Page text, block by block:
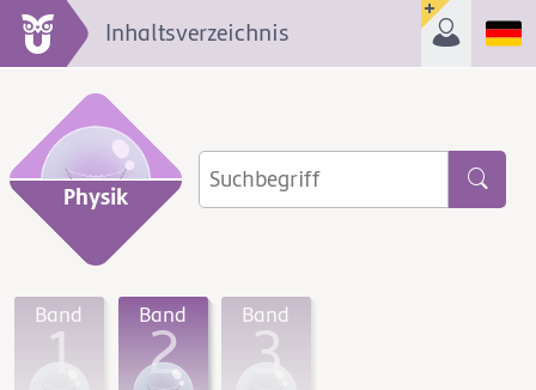
Inhaltsverzeichnis
Physik
Band
1
Band
2
Band
3